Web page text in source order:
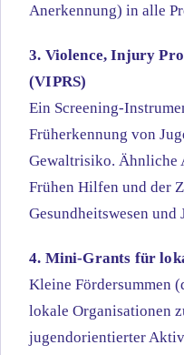
Anerkennung) in alle
3. Violence, Injury
(VIPRS)
Ein Screening-
Früherkennung von
Gewaltrisiko. Ähnliche
Frühen Hilfen und der
Gesundheitswesen und
4. Mini-Grants für
Kleine Fördersummen
lokale Organisationen
jugendorientierter